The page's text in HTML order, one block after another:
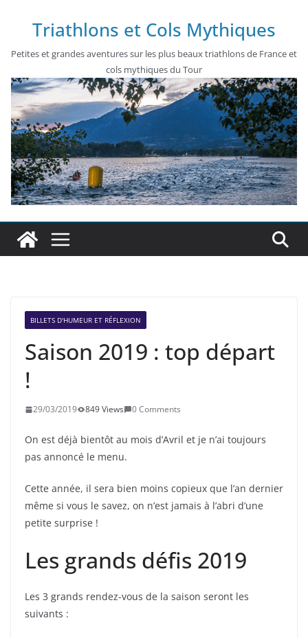
contenu
Triathlons et Cols Mythiques
Petites et grandes aventures sur les plus beaux triathlons de France et
cols mythiques du Tour
BILLETS D'HUMEUR ET RÉFLEXION
Saison 2019 : top départ
!
29/03/2019 849 Views 0 Comments
On est déjà bientôt au mois d’Avril et je n’ai toujours
pas annoncé le menu.
Cette année, il sera bien moins copieux que l’an dernier
même si vous le savez, on n’est jamais à l’abri d’une
petite surprise !
Les grands défis 2019
Les 3 grands rendez-vous de la saison seront les
suivants :